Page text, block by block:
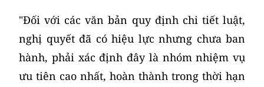
"Đối với các văn bản quy định chi tiết luật,
nghị quyết đã có hiệu lực nhưng chưa ban
hành, phải xác định đây là nhóm nhiệm vụ
ưu tiên cao nhất, hoàn thành trong thời hạn